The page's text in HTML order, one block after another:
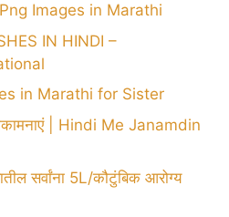
Images in Marathi
IN HINDI –
in Marathi for Sister
| Hindi Me Janamdin
सर्वांना 5L/कौटुंबिक आरोग्य